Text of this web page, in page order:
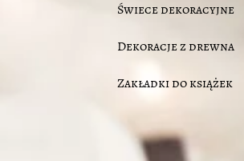
Świece dekoracyjne
Dekoracje z drewna
Zakładki do książek